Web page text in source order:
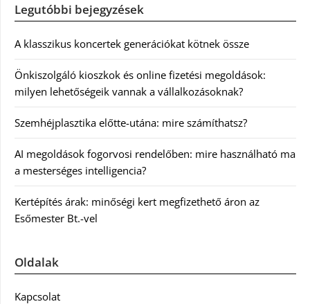
Legutóbbi bejegyzések
A klasszikus koncertek generációkat kötnek össze
Önkiszolgáló kioszkok és online fizetési megoldások:
milyen lehetőségeik vannak a vállalkozásoknak?
Szemhéjplasztika előtte-utána: mire számíthatsz?
AI megoldások fogorvosi rendelőben: mire használható ma
a mesterséges intelligencia?
Kertépítés árak: minőségi kert megfizethető áron az
Esőmester Bt.-vel
Oldalak
Kapcsolat